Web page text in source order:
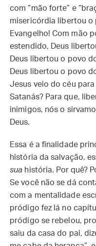
com “mão forte” e
misericórdia libertou o
Evangelho! Com mão
estendido, Deus
Deus libertou o povo
Deus libertou o povo
Jesus veio do céu
Satanás? Para que,
inimigos, nós o
Deus.
Essa é a finalidade
história da salvação,
sua história. Por quê?
Se você não se dá
com a mentalidade
pródigo fez lá no
pródigo se rebelou,
saiu da casa do pai,